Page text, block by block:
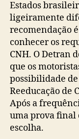
Estados
ligeiramente
recomendação
conhecer os
CNH. O Detran
que os
possibilidade
Reeducação de
Após a
uma prova final
escolha.